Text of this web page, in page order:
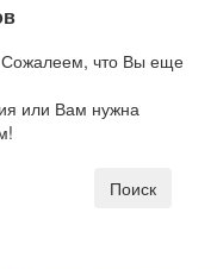
Сожалеем, что Вы еще
или Вам нужна
Поиск